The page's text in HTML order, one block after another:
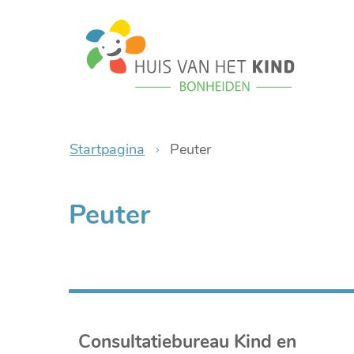
Bonheiden
Startpagina Peuter
Peuter
Consultatiebureau Kind en